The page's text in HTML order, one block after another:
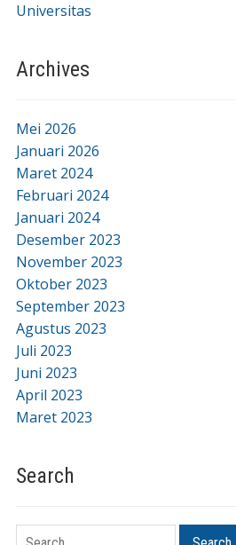
Universitas
Archives
Mei 2026
Januari 2026
Maret 2024
Februari 2024
Januari 2024
Desember 2023
November 2023
Oktober 2023
September 2023
Agustus 2023
Juli 2023
Juni 2023
April 2023
Maret 2023
Search
Search